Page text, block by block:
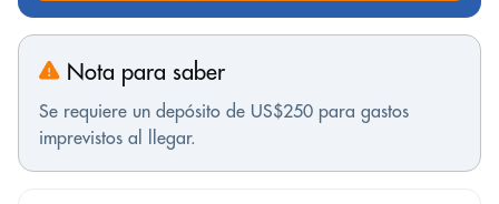
Nota para saber
Se requiere un depósito de US$250 para gastos
imprevistos al llegar.